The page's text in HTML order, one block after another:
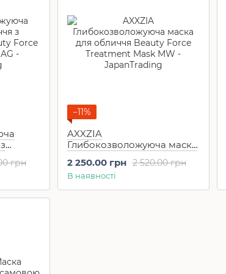
AG (7
грн
−11%
AXXZIA
Глибокозволожуюча маска
Treatment Mask MW (7 шт)
2 520.00 грн
2 250.00 грн
В наявності